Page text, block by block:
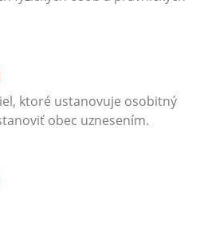
ktoré ustanovuje osobitný
obec uznesením.